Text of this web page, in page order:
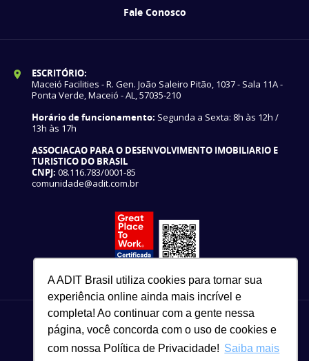
A ADIT Brasil utiliza cookies para tornar sua
experiência online ainda mais incrível e
completa! Ao continuar com a gente nessa
página, você concorda com o uso de cookies e
com nossa Política de Privacidade! Saiba mais
Fale Conosco
ESCRITÓRIO:
Maceió Facilities - R. Gen. João Saleiro Pitão, 1037 - Sala 11A -
Ponta Verde, Maceió - AL, 57035-210
Horário de funcionamento: Segunda a Sexta: 8h às 12h /
13h às 17h
ASSOCIACAO PARA O DESENVOLVIMENTO IMOBILIARIO E
TURISTICO DO BRASIL
CNPJ: 08.116.783/0001-85
comunidade@adit.com.br